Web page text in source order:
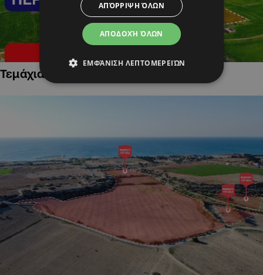
Τεμάχια Γης σε Οικιστικές Περιοχές
ΑΠΟΔΟΧΉ ΌΛΩΝ
ΑΠΌΡΡΙΨΗ ΌΛΩΝ
ΕΜΦΆΝΙΣΗ ΛΕΠΤΟΜΕΡΕΙΏΝ